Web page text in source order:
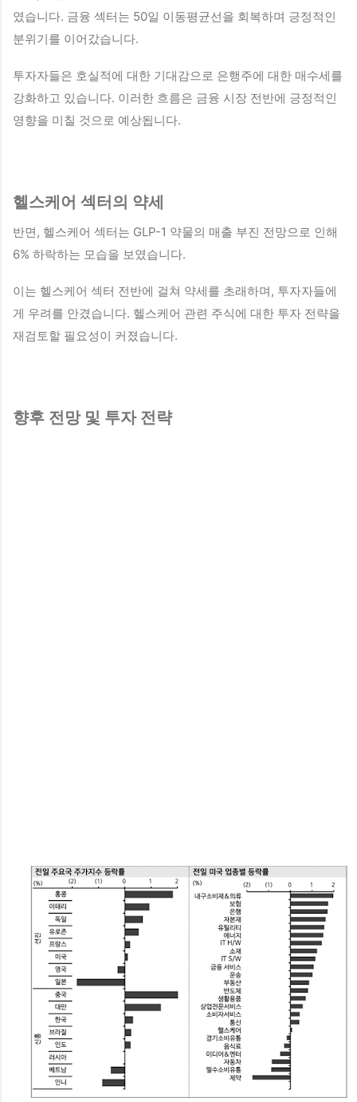
였습니다. 금융 섹터는 50일 이동평균선을 회복하며 긍정적인
분위기를 이어갔습니다.
투자자들은 호실적에 대한 기대감으로 은행주에 대한 매수세를
강화하고 있습니다. 이러한 흐름은 금융 시장 전반에 긍정적인
영향을 미칠 것으로 예상됩니다.
헬스케어 섹터의 약세
반면, 헬스케어 섹터는 GLP-1 약물의 매출 부진 전망으로 인해
6% 하락하는 모습을 보였습니다.
이는 헬스케어 섹터 전반에 걸쳐 약세를 초래하며, 투자자들에
게 우려를 안겼습니다. 헬스케어 관련 주식에 대한 투자 전략을
재검토할 필요성이 커졌습니다.
향후 전망 및 투자 전략